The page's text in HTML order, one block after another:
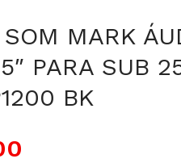
MARK
PARA SUB
BK